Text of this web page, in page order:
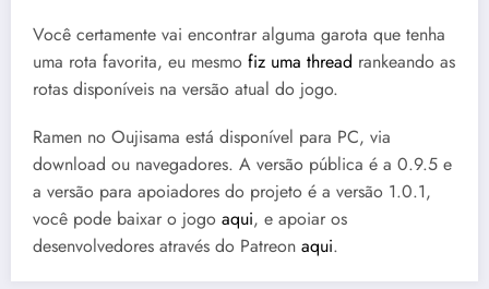
Você certamente vai encontrar alguma garota que tenha
uma rota favorita, eu mesmo fiz uma thread rankeando as
rotas disponíveis na versão atual do jogo.
Ramen no Oujisama está disponível para PC, via
download ou navegadores. A versão pública é a 0.9.5 e
a versão para apoiadores do projeto é a versão 1.0.1,
você pode baixar o jogo aqui, e apoiar os
desenvolvedores através do Patreon aqui.